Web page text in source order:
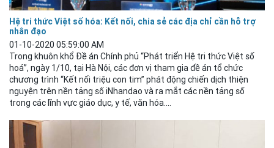
Hệ tri thức Việt số hóa: Kết nối, chia sẻ các địa chỉ cần hỗ trợ
nhân đạo
01-10-2020 05:59:00 AM
Trong khuôn khổ Đề án Chính phủ “Phát triển Hệ tri thức Việt số
hoá”, ngày 1/10, tại Hà Nội, các đơn vị tham gia đề án tổ chức
chương trình “Kết nối triệu con tim” phát động chiến dịch thiện
nguyện trên nền tảng số iNhandao và ra mắt các nền tảng số
trong các lĩnh vực giáo dục, y tế, văn hóa....